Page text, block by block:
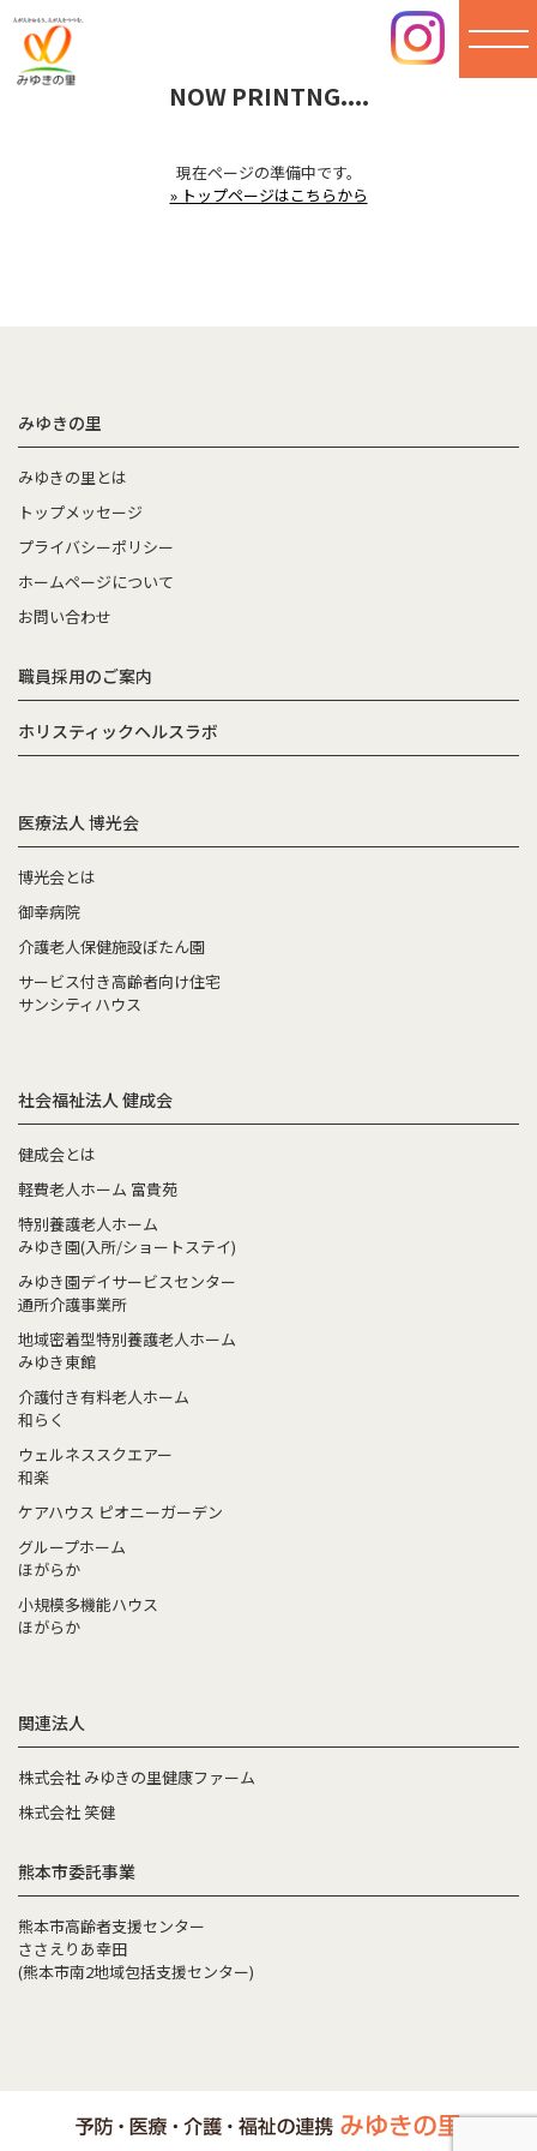
NOW PRINTNG....
現在ページの準備中です。
» トップページはこちらから
みゆきの里
みゆきの里とは
トップメッセージ
プライバシーポリシー
ホームページについて
お問い合わせ
職員採用のご案内
ホリスティックヘルスラボ
医療法人 博光会
博光会とは
御幸病院
介護老人保健施設ぼたん園
サービス付き高齢者向け住宅
サンシティハウス
社会福祉法人 健成会
健成会とは
軽費老人ホーム 富貴苑
特別養護老人ホーム
みゆき園(入所/ショートステイ)
みゆき園デイサービスセンター
通所介護事業所
地域密着型特別養護老人ホーム
みゆき東館
介護付き有料老人ホーム
和らく
ウェルネススクエアー
和楽
ケアハウス ピオニーガーデン
グループホーム
ほがらか
小規模多機能ハウス
ほがらか
関連法人
株式会社 みゆきの里健康ファーム
株式会社 笑健
熊本市委託事業
熊本市高齢者支援センター
ささえりあ幸田
(熊本市南2地域包括支援センター)